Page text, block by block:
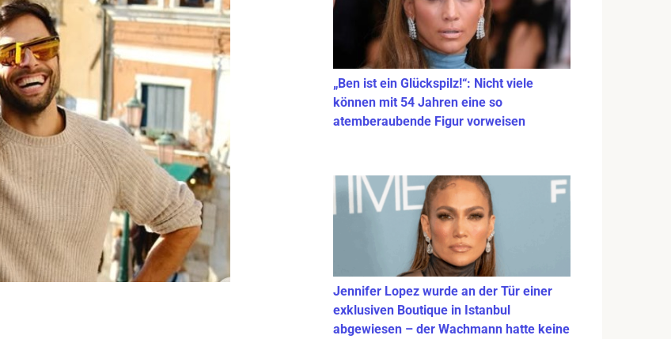
„Ben ist ein Glückspilz!“: Nicht viele
können mit 54 Jahren eine so
atemberaubende Figur vorweisen
Jennifer Lopez wurde an der Tür einer
exklusiven Boutique in Istanbul
abgewiesen – der Wachmann hatte keine